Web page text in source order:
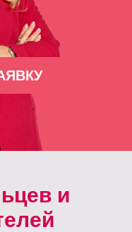
и